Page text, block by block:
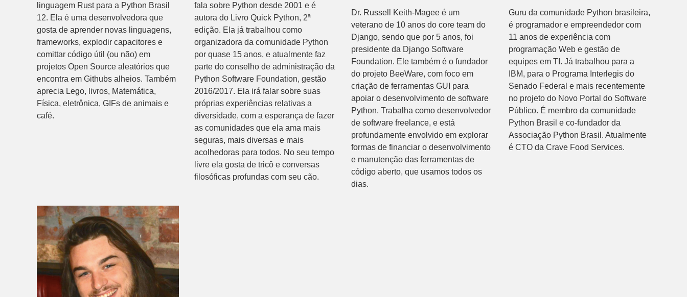
linguagem Rust para a Python Brasil
12. Ela é uma desenvolvedora que
gosta de aprender novas linguagens,
frameworks, explodir capacitores e
comittar código útil (ou não) em
projetos Open Source aleatórios que
encontra em Githubs alheios. Também
aprecia Lego, livros, Matemática,
Física, eletrônica, GIFs de animais e
café.
fala sobre Python desde 2001 e é
autora do Livro Quick Python, 2ª
edição. Ela já trabalhou como
organizadora da comunidade Python
por quase 15 anos, e atualmente faz
parte do conselho de administração da
Python Software Foundation, gestão
2016/2017. Ela irá falar sobre suas
próprias experiências relativas a
diversidade, com a esperança de fazer
as comunidades que ela ama mais
seguras, mais diversas e mais
acolhedoras para todos. No seu tempo
livre ela gosta de tricô e conversas
filosóficas profundas com seu cão.
Dr. Russell Keith-Magee é um
veterano de 10 anos do core team do
Django, sendo que por 5 anos, foi
presidente da Django Software
Foundation. Ele também é o fundador
do projeto BeeWare, com foco em
criação de ferramentas GUI para
apoiar o desenvolvimento de software
Python. Trabalha como desenvolvedor
de software freelance, e está
profundamente envolvido em explorar
formas de financiar o desenvolvimento
e manutenção das ferramentas de
código aberto, que usamos todos os
dias.
Guru da comunidade Python brasileira,
é programador e empreendedor com
11 anos de experiência com
programação Web e gestão de
equipes em TI. Já trabalhou para a
IBM, para o Programa Interlegis do
Senado Federal e mais recentemente
no projeto do Novo Portal do Software
Público. É membro da comunidade
Python Brasil e co-fundador da
Associação Python Brasil. Atualmente
é CTO da Crave Food Services.